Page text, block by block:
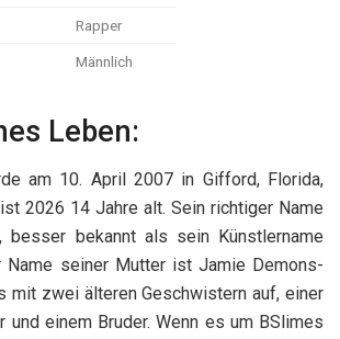
Rapper
Männlich
Leben:
am 10. April 2007 in Gifford, Florida,
2026 14 Jahre alt. Sein richtiger Name
besser bekannt als sein Künstlername
Name seiner Mutter ist Jamie Demons-
mit zwei älteren Geschwistern auf, einer
und einem Bruder. Wenn es um BSlimes